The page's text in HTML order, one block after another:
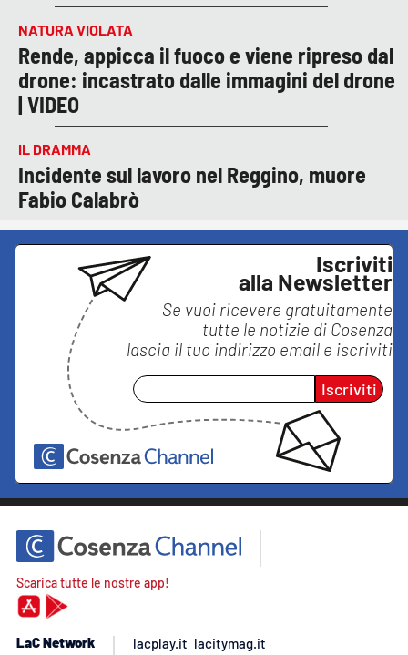
NATURA VIOLATA
Rende, appicca il fuoco e viene ripreso dal
drone: incastrato dalle immagini del drone
| VIDEO
IL DRAMMA
Incidente sul lavoro nel Reggino, muore
Fabio Calabrò
Iscriviti
alla Newsletter
Se vuoi ricevere gratuitamente
tutte le notizie di Cosenza
lascia il tuo indirizzo email e iscriviti
Iscriviti
Scarica tutte le nostre app!
LaC Network
lacplay.it lacitymag.it